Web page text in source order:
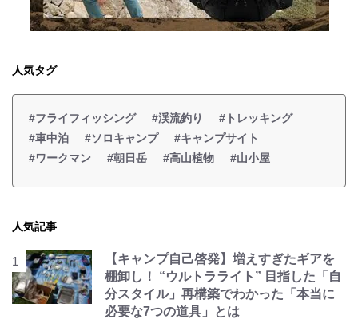
人気タグ
#フライフィッシング #渓流釣り
#トレッキング
#車中泊
#ソロキャンプ
#キャンプサイト
#ワークマン
#朝日岳 #高山植物 #山小屋
人気記事
【キャンプ自己啓発】増えすぎたギアを
棚卸し！ “ウルトラライト” 目指した「自
分スタイル」再構築でわかった「本当に
必要な7つの道具」とは